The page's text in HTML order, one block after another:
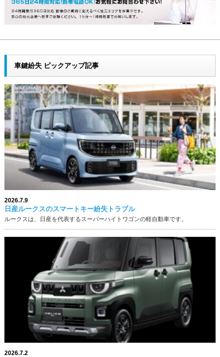
車鍵紛失 ピックアップ記事
2026.7.9
日産ルークスのスマートキー紛失トラブル
ルークスは、日産を代表するスーパーハイトワゴンの軽自動車です。
2026.7.2